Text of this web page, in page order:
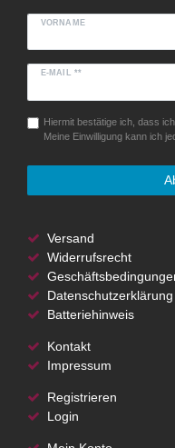
VORNAME
E-MAIL **
Hiermit bestätige ich, dass
Meine Einwilligung kann ich
Versand
Widerrufsrecht
Datenschutzerklärung
Batteriehinweis
Kontakt
Impressum
Registrieren
Login